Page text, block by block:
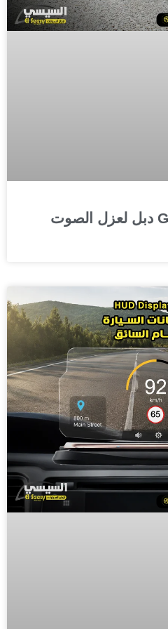
زجاج مرسيدس GLC دبل لعزل الصوت